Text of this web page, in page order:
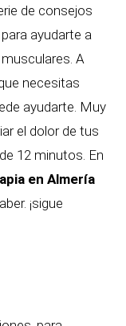
de consejos
ayudarte a
A
necesitas
ayudarte. Muy
el dolor de tus
12 minutos. En
en Almería
¡sigue